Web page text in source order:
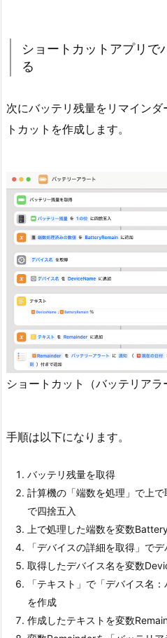
ショートカットアプリで
る
次にバッテリ残量をリマイン
トカットを作成します。
ショートカット（バッテリアラ
手順は以下になります。
バッテリ残量を取得
計算機の「端数を処理」で上
で四捨五入
上で処理した端数を変数
「デバイスの詳細を取得」で
取得したデバイス名を変数
「テキスト」で「デバイス名
を作成
作成したテキストを変数